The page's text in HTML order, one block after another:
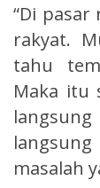
“Di
rakyat.
tahu
Maka itu
masalah